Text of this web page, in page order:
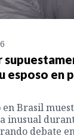
esposo en
Brasil
inusual
debate